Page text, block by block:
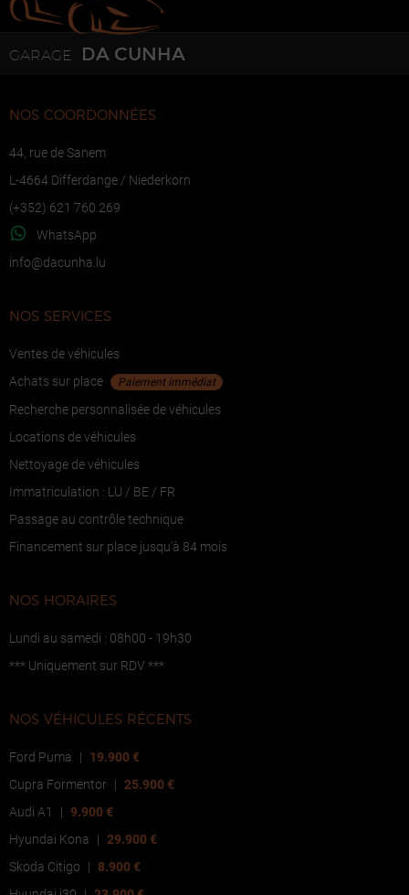
GARAGE DA CUNHA
NOS COORDONNÉES
44, rue de Sanem
L-4664 Differdange / Niederkorn
(+352) 621 760 269
WhatsApp
ul.ahn
ucad@of
ni
NOS SERVICES
Ventes de véhicules
Achats sur place
Paiement immédiat
Recherche personnalisée de véhicules
Locations de véhicules
Nettoyage de véhicules
Immatriculation : LU / BE / FR
Passage au contrôle technique
Financement sur place jusqu'à 84 mois
NOS HORAIRES
Lundi au samedi : 08h00 - 19h30
*** Uniquement sur RDV ***
NOS VÉHICULES RÉCENTS
Ford Puma |
19.900 €
Cupra Formentor | 25.900 €
Audi A1
| 9.900 €
Hyundai Kona
| 29.900 €
Skoda Citigo
|
8.900 €